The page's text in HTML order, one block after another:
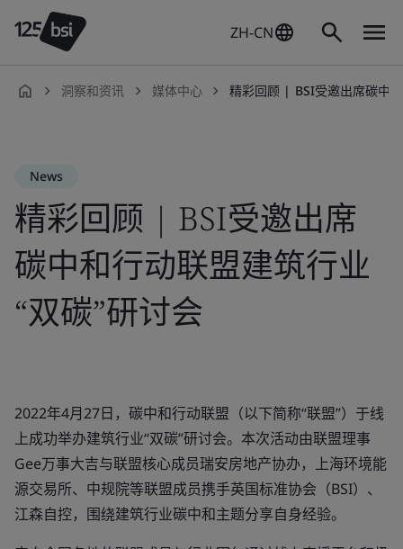
ZH-CN
洞察和资讯 媒体中心 精彩回顾 | BSI受邀出席碳中和行
News
精彩回顾 | BSI受邀出席
碳中和行动联盟建筑行业
“双碳”研讨会
2022年4月27日，碳中和行动联盟（以下简称“联盟”）于线
上成功举办建筑行业“双碳”研讨会。本次活动由联盟理事
Gee万事大吉与联盟核心成员瑞安房地产协办，上海环境能
源交易所、中规院等联盟成员携手英国标准协会（BSI）、
江森自控，围绕建筑行业碳中和主题分享自身经验。